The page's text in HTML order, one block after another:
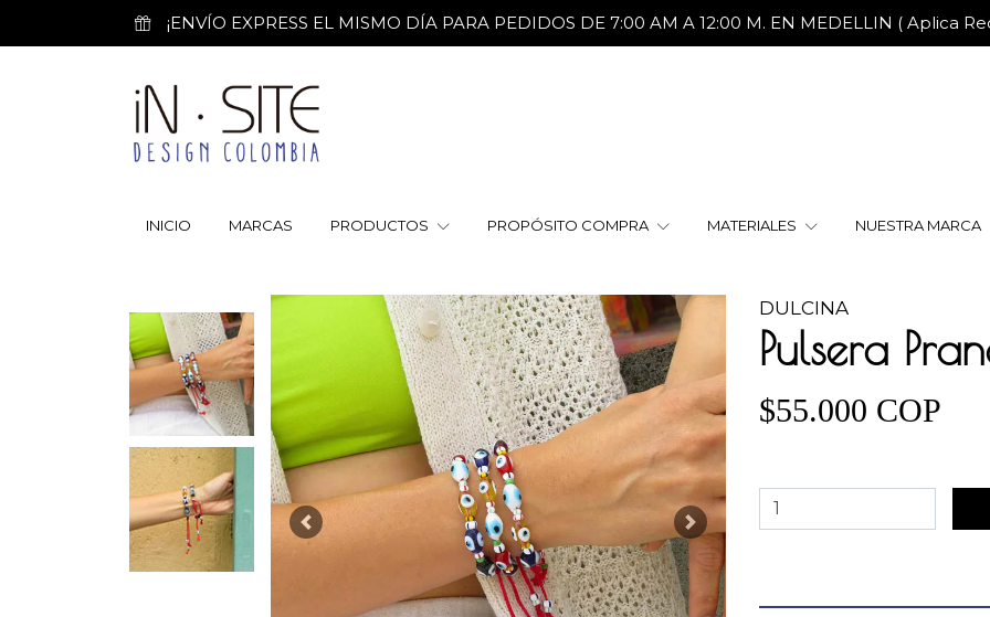
¡ENVÍO EXPRESS EL MISMO DÍA PARA PEDIDOS DE 7:00 AM A 12:00 M. EN MEDELLIN ( Aplica
INICIO MARCAS PRODUCTOS PROPÓSITO COMPRA MATERIALES NUESTRA MARCA
Previous Next
DULCINA
Pulsera
$55.000 COP